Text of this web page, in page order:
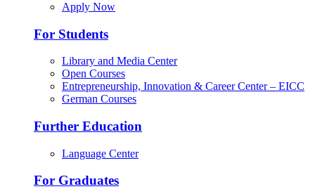
Apply Now
For Students
Library and Media Center
Open Courses
Entrepreneurship, Innovation & Career Center – EICC
German Courses
Further Education
Language Center
For Graduates